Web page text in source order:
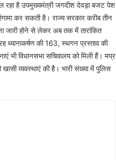
रहा है उपमुख्यमंत्री जगदीश देवड़ा बजट पेश
कर सकती है। राज्य सरकार करीब तीन
जारी होने से लेकर अब तक में तारांकित
ध्यानाकर्षण की 163, स्थगन प्रस्ताव की
विधानसभा सचिवालय को मिली हैं। मप्र
व्यवस्थाएं की है। भारी संख्या में पुलिस